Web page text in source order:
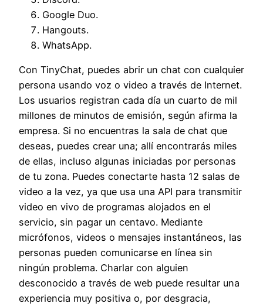
Google Duo.
Hangouts.
WhatsApp.
Con TinyChat, puedes abrir un chat con cualquier
persona usando voz o video a través de Internet.
Los usuarios registran cada día un cuarto de mil
millones de minutos de emisión, según afirma la
empresa. Si no encuentras la sala de chat que
deseas, puedes crear una; allí encontrarás miles
de ellas, incluso algunas iniciadas por personas
de tu zona. Puedes conectarte hasta 12 salas de
video a la vez, ya que usa una API para transmitir
video en vivo de programas alojados en el
servicio, sin pagar un centavo. Mediante
micrófonos, videos o mensajes instantáneos, las
personas pueden comunicarse en línea sin
ningún problema. Charlar con alguien
desconocido a través de web puede resultar una
experiencia muy positiva o, por desgracia,